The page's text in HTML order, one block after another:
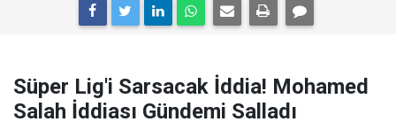
Süper Lig'i Sarsacak İddia! Mohamed
Salah İddiası Gündemi Salladı